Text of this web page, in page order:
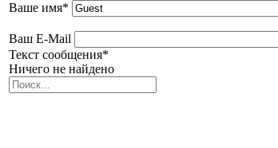
Ваше имя*
Ваш E-Mail
Текст сообщения*
Ничего не найдено